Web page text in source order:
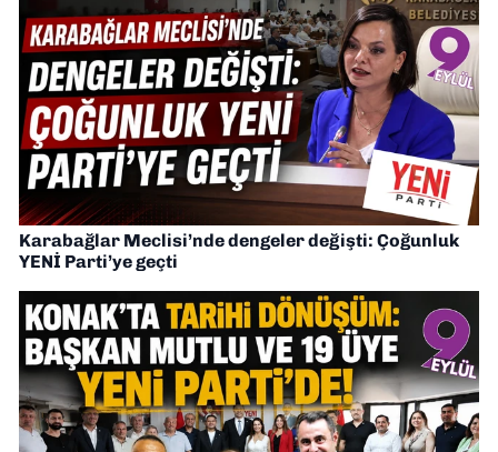
Karabağlar Meclisi’nde dengeler değişti: Çoğunluk
YENİ Parti’ye geçti